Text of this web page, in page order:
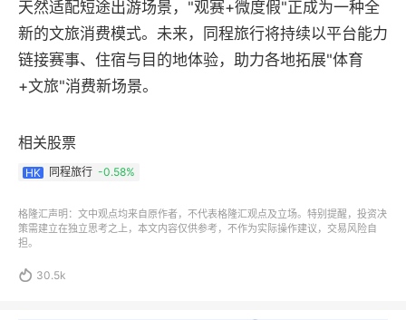
天然适配短途出游场景，"观赛+微度假"正成为一种全
新的文旅消费模式。未来，同程旅行将持续以平台能力
链接赛事、住宿与目的地体验，助力各地拓展"体育
+文旅"消费新场景。
相关股票
HK 同程旅行 -0.58%
格隆汇声明：文中观点均来自原作者，不代表格隆汇观点及立场。特别提醒，投资决
策需建立在独立思考之上，本文内容仅供参考，不作为实际操作建议，交易风险自
担。
 30.5k